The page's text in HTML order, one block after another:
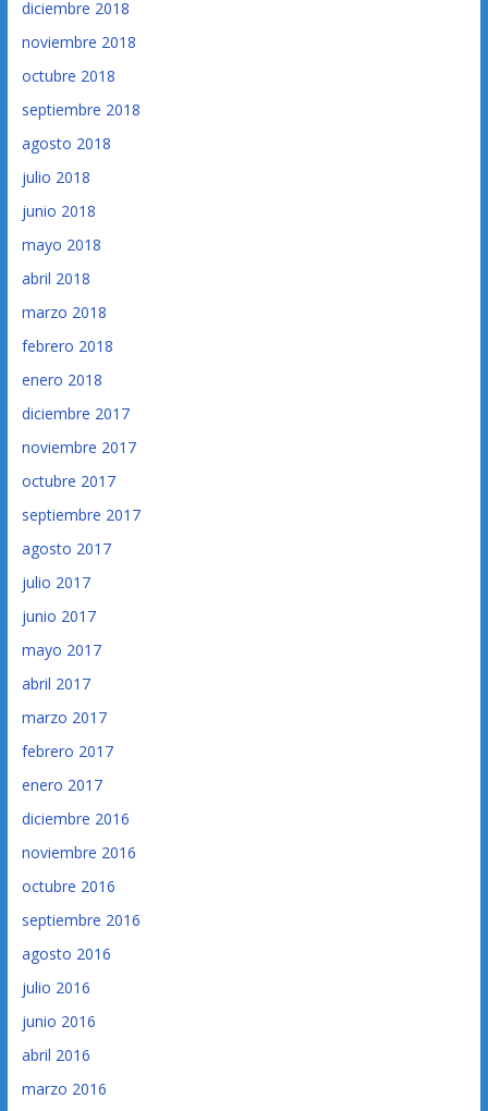
diciembre 2018
noviembre 2018
octubre 2018
septiembre 2018
agosto 2018
julio 2018
junio 2018
mayo 2018
abril 2018
marzo 2018
febrero 2018
enero 2018
diciembre 2017
noviembre 2017
octubre 2017
septiembre 2017
agosto 2017
julio 2017
junio 2017
mayo 2017
abril 2017
marzo 2017
febrero 2017
enero 2017
diciembre 2016
noviembre 2016
octubre 2016
septiembre 2016
agosto 2016
julio 2016
junio 2016
abril 2016
marzo 2016